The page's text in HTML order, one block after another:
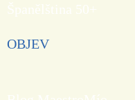
OBJEV